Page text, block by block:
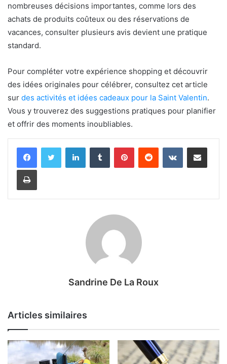
nombreuses décisions importantes, comme lors des
achats de produits coûteux ou des réservations de
vacances, consulter plusieurs avis devient une pratique
standard.
Pour compléter votre expérience shopping et découvrir
des idées originales pour célébrer, consultez cet article
sur des activités et idées cadeaux pour la Saint Valentin.
Vous y trouverez des suggestions pratiques pour planifier
et offrir des moments inoubliables.
LinkedinTumblr PinterestReddit VKontaktePartager par email
Imprimer
Sandrine De La Roux
Articles similaires